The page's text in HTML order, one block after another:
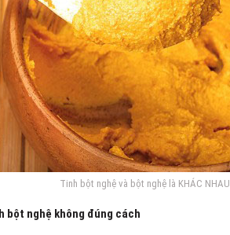
Tinh bột nghệ và bột nghệ là KHÁC NHAU
bột nghệ không đúng cách